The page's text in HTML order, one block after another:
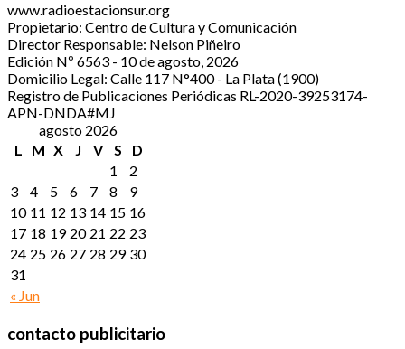
www.radioestacionsur.org
Propietario: Centro de Cultura y Comunicación
Director Responsable: Nelson Piñeiro
Edición Nº 6563 - 10 de agosto, 2026
Domicilio Legal: Calle 117 N°400 - La Plata (1900)
Registro de Publicaciones Periódicas RL-2020-39253174-
APN-DNDA#MJ
agosto 2026
L
M X J V S D
« Jun
1
2
3
4 5 6 7 8
9
10 11 12 13 14 15 16
17 18 19 20 21 22 23
24 25 26 27 28 29 30
31
contacto publicitario